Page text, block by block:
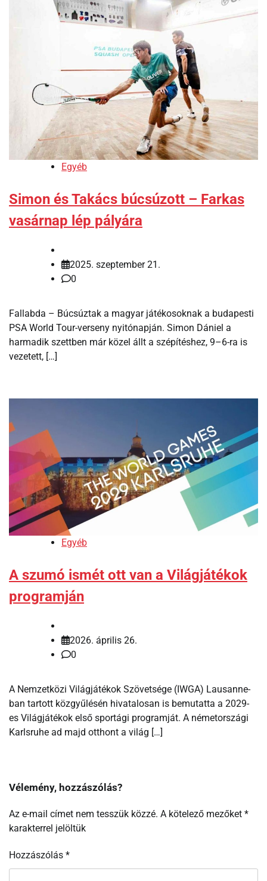
Egyéb
Simon és Takács búcsúzott – Farkas
vasárnap lép pályára
2025. szeptember 21.
0
Fallabda – Búcsúztak a magyar játékosoknak a budapesti
PSA World Tour-verseny nyitónapján. Simon Dániel a
harmadik szettben már közel állt a szépítéshez, 9–6-ra is
vezetett, […]
Egyéb
A szumó ismét ott van a Világjátékok
programján
2026. április 26.
0
A Nemzetközi Világjátékok Szövetsége (IWGA) Lausanne-
ban tartott közgyűlésén hivatalosan is bemutatta a 2029-
es Világjátékok első sportági programját. A németországi
Karlsruhe ad majd otthont a világ […]
Vélemény, hozzászólás?
Az e-mail címet nem tesszük közzé. A kötelező mezőket *
karakterrel jelöltük
Hozzászólás *